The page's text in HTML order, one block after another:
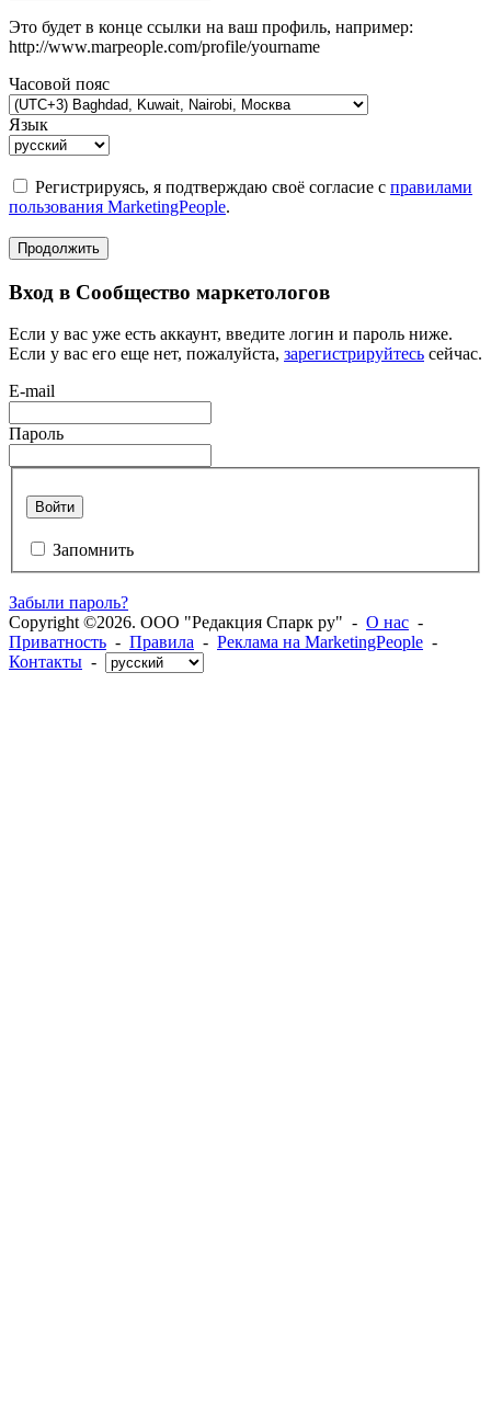
Это будет в конце ссылки на ваш профиль, например:
http://www.marpeople.com/profile/yourname
Часовой пояс
Язык
Регистрируясь, я подтверждаю своё согласие с правилами
пользования MarketingPeople.
Продолжить
Вход в Сообщество маркетологов
Если у вас уже есть аккаунт, введите логин и пароль ниже.
Если у вас его еще нет, пожалуйста, зарегистрируйтесь сейчас.
E-mail
Пароль
Войти
Запомнить
Забыли пароль?
Copyright ©2026. ООО "Редакция Спарк ру" - О нас -
Приватность - Правила - Реклама на MarketingPeople -
Контакты -